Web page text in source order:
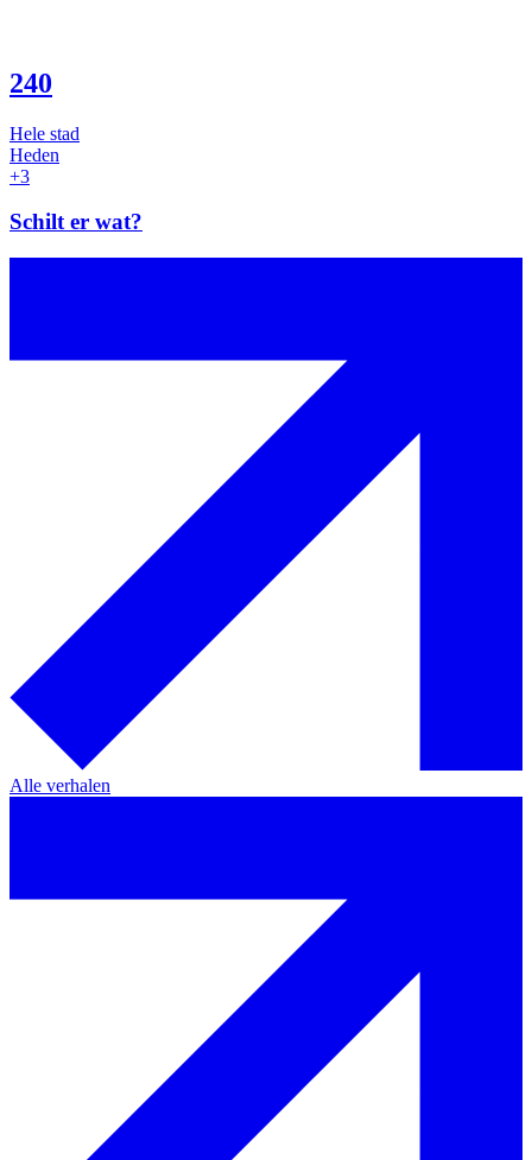
240
Hele stad
Heden
+3
Schilt er wat?
Alle verhalen